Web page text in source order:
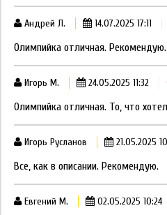
Андрей Л. 14.07.2025 17:11
Олимпийка отличная. Рекомендую.
Игорь М. 24.05.2025 11:32
Олимпийка отличная. То, что
Игорь Русланов 21.05.2025
Все, как в описании. Рекомендую.
Евгений М. 02.05.2025 10:24